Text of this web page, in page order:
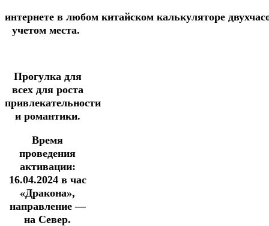
интернете в любом китайском калькуляторе
учетом места.
Прогулка для
всех для роста
привлекательности
и романтики.
Время
проведения
активации:
16.04.2024в час
«Дракона»,
направление —
на Север.